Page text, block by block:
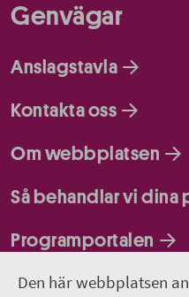
Den här webbplatsen
Genvägar
Anslagstavla
Kontakta oss
Om webbplatsen
Så behandlar vi
Programportalen